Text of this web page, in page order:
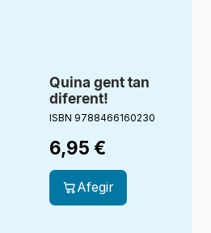
Quina gent tan
diferent!
ISBN 9788466160230
6,95 €
Afegir